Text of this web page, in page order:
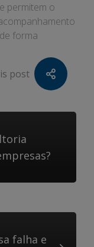
permitem o
forma
post
falha e